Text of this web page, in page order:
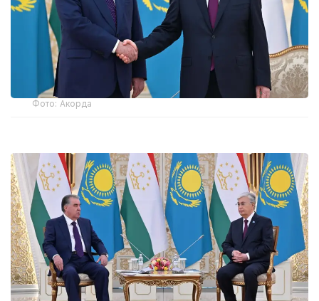
Фото: Акорда